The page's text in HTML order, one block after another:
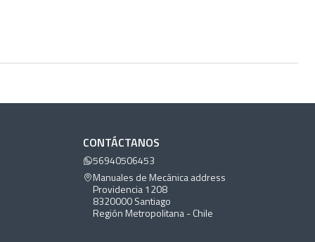
CONTÁCTANOS
56940506453
Manuales de Mecánica address
Providencia 1208
8320000 Santiago
Región Metropolitana - Chile